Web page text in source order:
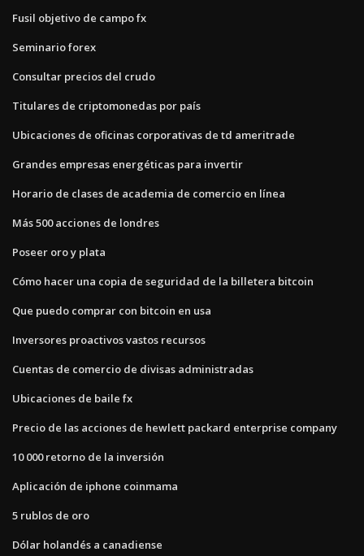
Fusil objetivo de campo fx
Seminario forex
Consultar precios del crudo
Titulares de criptomonedas por país
Ubicaciones de oficinas corporativas de td ameritrade
Grandes empresas energéticas para invertir
Horario de clases de academia de comercio en línea
Más 500 acciones de londres
Poseer oro y plata
Cómo hacer una copia de seguridad de la billetera bitcoin
Que puedo comprar con bitcoin en usa
Inversores proactivos vastos recursos
Cuentas de comercio de divisas administradas
Ubicaciones de baile fx
Precio de las acciones de hewlett packard enterprise company
10 000 retorno de la inversión
Aplicación de iphone coinmama
5 rublos de oro
Dólar holandés a canadiense